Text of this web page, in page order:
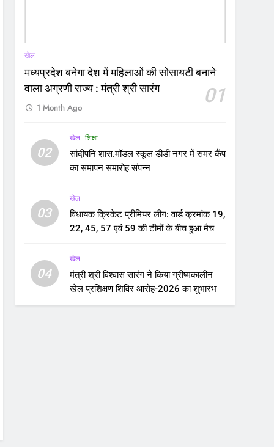
खेल
मध्यप्रदेश बनेगा देश में महिलाओं की सोसायटी बनाने
वाला अग्रणी राज्य : मंत्री श्री सारंग
01
1 Month Ago
02
खेल शिक्षा
सांदीपनि शास.मॉडल स्कूल डीडी नगर में समर कैंप
का समापन समारोह संपन्न
03
खेल
विधायक क्रिकेट प्रीमियर लीग: वार्ड क्रमांक 19,
22, 45, 57 एवं 59 की टीमों के बीच हुआ मैच
04
खेल
मंत्री श्री विश्वास सारंग ने किया ग्रीष्मकालीन
खेल प्रशिक्षण शिविर आरोह-2026 का शुभारंभ